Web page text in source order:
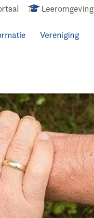
Leeromgeving
Vereniging